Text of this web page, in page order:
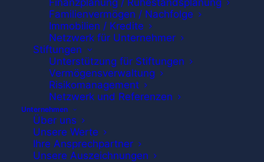
Finanzplanung / Ruhestandsplanung
Familienvermögen / Nachfolge
Immobilien / Kredite
Netzwerk für Unternehmer
Stiftungen
Unterstützung für Stiftungen
Vermögensverwaltung
Risikomanagement
Netzwerk und Referenzen
Unternehmen
Über uns
Unsere Werte
Ihre Ansprechpartner
Unsere Auszeichnungen
Zum Durchblättern auf
das Magazin tippen!